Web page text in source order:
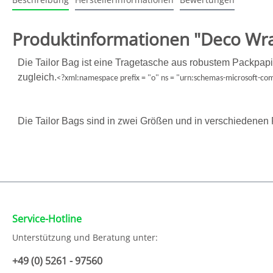
Produktinformationen "Deco
Die Tailor Bag ist eine Tragetasche aus robustem
zugleich.<?xml:namespace prefix = "o" ns = "urn:schemas-microsoft-
Die Tailor Bags sind in zwei Größen und in verschiedenen
Service-Hotline
Unterstützung und Beratung unter:
+49 (0) 5261 - 97560